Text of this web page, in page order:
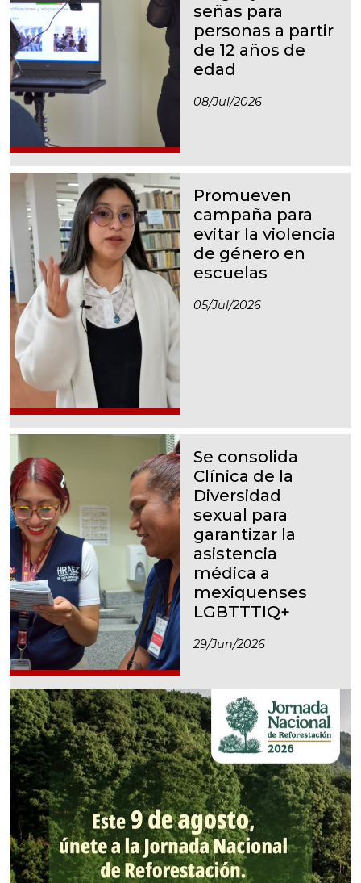
señas para
personas a partir
de 12 años de
edad
08/jul/2026
Promueven
campaña para
evitar la violencia
de género en
escuelas
05/jul/2026
Se consolida
Clínica de la
Diversidad
sexual para
garantizar la
asistencia
médica a
mexiquenses
LGBTTTIQ+
29/jun/2026